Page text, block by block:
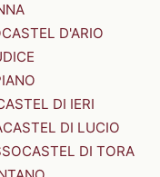
CASTEL D'ARIO
DI IERI
CASTEL DI LUCIO
CASTEL DI TORA